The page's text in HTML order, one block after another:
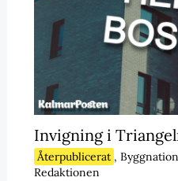
Invigning i
Återpublicerat ,
Redaktionen